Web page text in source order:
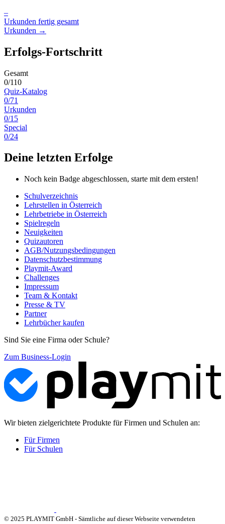
–
Urkunden fertig gesamt
Urkunden →
Erfolgs-Fortschritt
Gesamt
0/110
Quiz-Katalog
0/71
Urkunden
0/15
Special
0/24
Deine letzten Erfolge
Noch kein Badge abgeschlossen, starte mit dem ersten!
Schulverzeichnis
Lehrstellen in Österreich
Lehrbetriebe in Österreich
Spielregeln
Neuigkeiten
Quizautoren
AGB/Nutzungsbedingungen
Datenschutzbestimmung
Playmit-Award
Challenges
Impressum
Team & Kontakt
Presse & TV
Partner
Lehrbücher kaufen
Sind Sie eine Firma oder Schule?
Zum Business-Login
Wir bieten zielgerichtete Produkte für Firmen und Schulen an:
Für Firmen
Für Schulen
© 2025 PLAYMIT GmbH - Sämtliche auf dieser Webseite verwendeten